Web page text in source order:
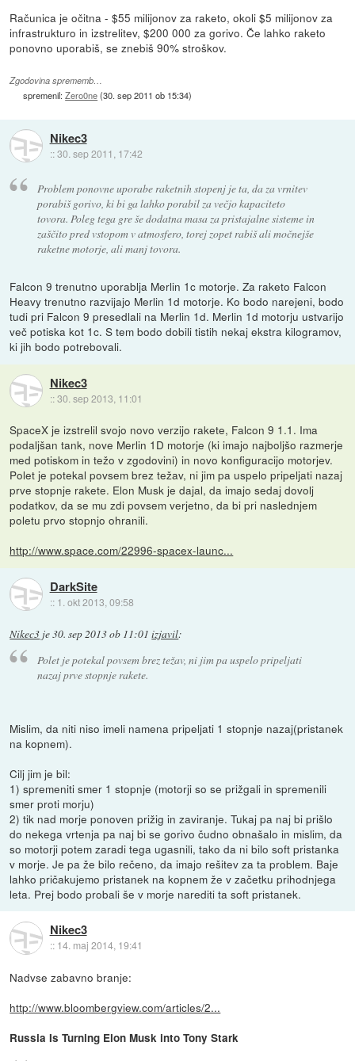
Računica je očitna - $55 milijonov za raketo, okoli $5 milijonov za
infrastrukturo in izstrelitev, $200 000 za gorivo. Če lahko raketo
ponovno uporabiš, se znebiš 90% stroškov.
Zgodovina sprememb…
spremenil:Zero0ne(30. sep 2011 ob 15:34)
Nikec3
::30. sep 2011, 17:42
Problem ponovne uporabe raketnih stopenj je ta, da za vrnitev
porabiš gorivo, ki bi ga lahko porabil za večjo kapaciteto
tovora. Poleg tega gre še dodatna masa za pristajalne sisteme in
zaščito pred vstopom v atmosfero, torej zopet rabiš ali močnejše
raketne motorje, ali manj tovora.
Falcon 9 trenutno uporablja Merlin 1c motorje. Za raketo Falcon
Heavy trenutno razvijajo Merlin 1d motorje. Ko bodo narejeni, bodo
tudi pri Falcon 9 presedlali na Merlin 1d. Merlin 1d motorju ustvarijo
več potiska kot 1c. S tem bodo dobili tistih nekaj ekstra kilogramov,
ki jih bodo potrebovali.
Nikec3
::30. sep 2013, 11:01
SpaceX je izstrelil svojo novo verzijo rakete, Falcon 9 1.1. Ima
podaljšan tank, nove Merlin 1D motorje (ki imajo najboljšo razmerje
med potiskom in težo v zgodovini) in novo konfiguracijo motorjev.
Polet je potekal povsem brez težav, ni jim pa uspelo pripeljati nazaj
prve stopnje rakete. Elon Musk je dajal, da imajo sedaj dovolj
podatkov, da se mu zdi povsem verjetno, da bi pri naslednjem
poletu prvo stopnjo ohranili.
http://www.space.com/22996-spacex-launc...
DarkSite
:: 1. okt 2013, 09:58
Nikec3 je30. sep 2013 ob 11:01 izjavil:
Polet je potekal povsem brez težav, ni jim pa uspelo pripeljati
nazaj prve stopnje rakete.
Mislim, da niti niso imeli namena pripeljati 1 stopnje nazaj(pristanek
na kopnem).
Cilj jim je bil:
1) spremeniti smer 1 stopnje (motorji so se prižgali in spremenili
smer proti morju)
2) tik nad morje ponoven prižig in zaviranje. Tukaj pa naj bi prišlo
do nekega vrtenja pa naj bi se gorivo čudno obnašalo in mislim, da
so motorji potem zaradi tega ugasnili, tako da ni bilo soft pristanka
v morje. Je pa že bilo rečeno, da imajo rešitev za ta problem. Baje
lahko pričakujemo pristanek na kopnem že v začetku prihodnjega
leta. Prej bodo probali še v morje narediti ta soft pristanek.
Nikec3
:: 14. maj 2014, 19:41
Nadvse zabavno branje:
http://www.bloombergview.com/articles/2...
Russia Is Turning Elon Musk into Tony Stark